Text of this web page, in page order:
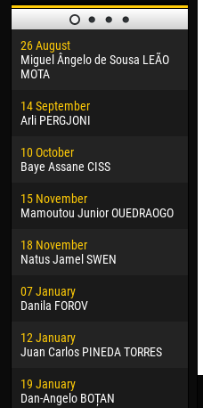
26 August
Miguel Ângelo de Sousa LEÃO
MOTA
14 September
Arli PERGJONI
10 October
Baye Assane CISS
15 November
Mamoutou Junior OUEDRAOGO
18 November
Natus Jamel SWEN
07 January
Danila FOROV
12 January
Juan Carlos PINEDA TORRES
19 January
Dan-Angelo BOȚAN